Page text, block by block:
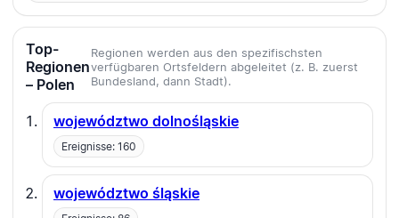
Top-
Regionen
– Polen
Regionen werden aus den spezifischsten
verfügbaren Ortsfeldern abgeleitet (z. B. zuerst
Bundesland, dann Stadt).
województwo dolnośląskie
Ereignisse: 160
województwo śląskie